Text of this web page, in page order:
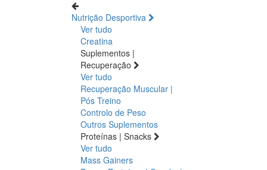
Nutrição Desportiva
Ver tudo
Creatina
Suplementos |
Recuperação
Ver tudo
Recuperação Muscular |
Pós Treino
Controlo de Peso
Outros Suplementos
Proteínas | Snacks
Ver tudo
Mass Gainers